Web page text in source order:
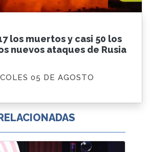
los muertos y casi 50 los
nuevos ataques de Rusia
05 DE AGOSTO